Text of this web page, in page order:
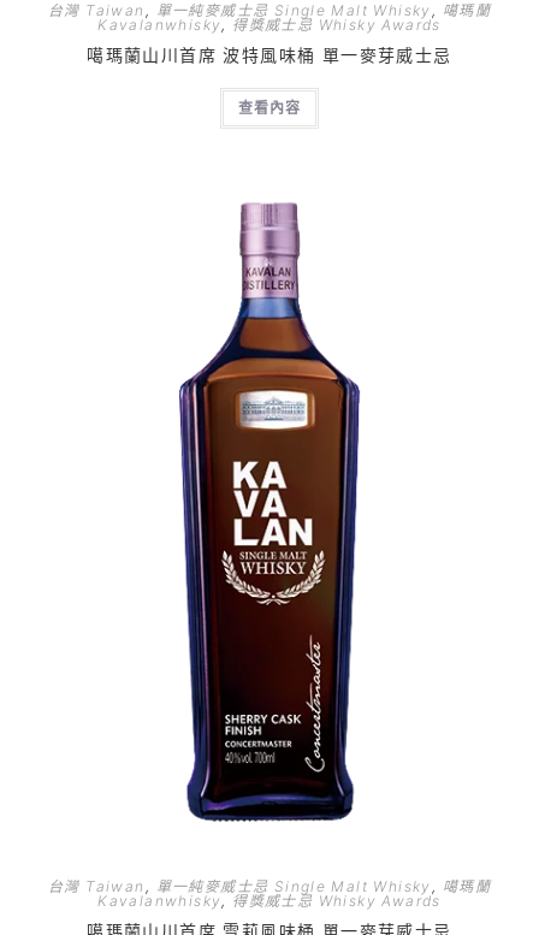
台灣 Taiwan , 單一純麥威士忌 Single Malt Whisky, 噶瑪蘭
Kavalanwhisky, 得獎威士忌 Whisky Awards
噶瑪蘭山川首席 波特風味桶 單一麥芽威士忌
查看內容
台灣 Taiwan , 單一純麥威士忌 Single Malt Whisky , 噶瑪蘭
Kavalanwhisky, 得獎威士忌 Whisky Awards
噶瑪蘭山川首席 雪莉風味桶 單一麥芽威士忌